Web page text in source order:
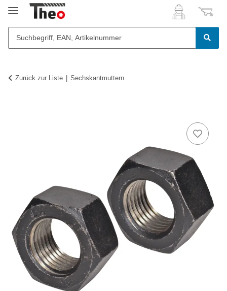
Zurück zur Liste Sechskantmuttern